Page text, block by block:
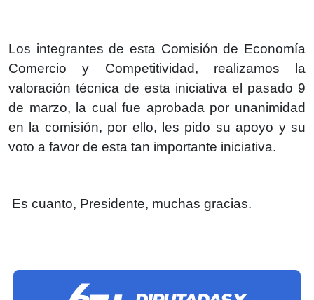
Los integrantes de esta Comisión de Economía
Comercio y Competitividad, realizamos la
valoración técnica de esta iniciativa el pasado 9
de marzo, la cual fue aprobada por unanimidad
en la comisión, por ello, les pido su apoyo y su
voto a favor de esta tan importante iniciativa.
Es cuanto, Presidente, muchas gracias.